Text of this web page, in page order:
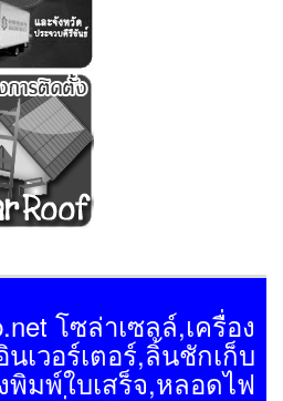
โซล่าเซลล์,เครื่อง
นเวอร์เตอร์,ลิ้นชักเก็บ
พิมพ์ใบเสร็จ,หลอดไฟ